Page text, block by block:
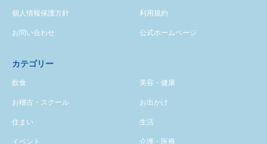
個人情報保護方針 利用規約
お問い合わせ 公式ホームページ
カテゴリー
飲食 美容・健康
お稽古・スクール お出かけ
住まい 生活
イベント 介護・医療